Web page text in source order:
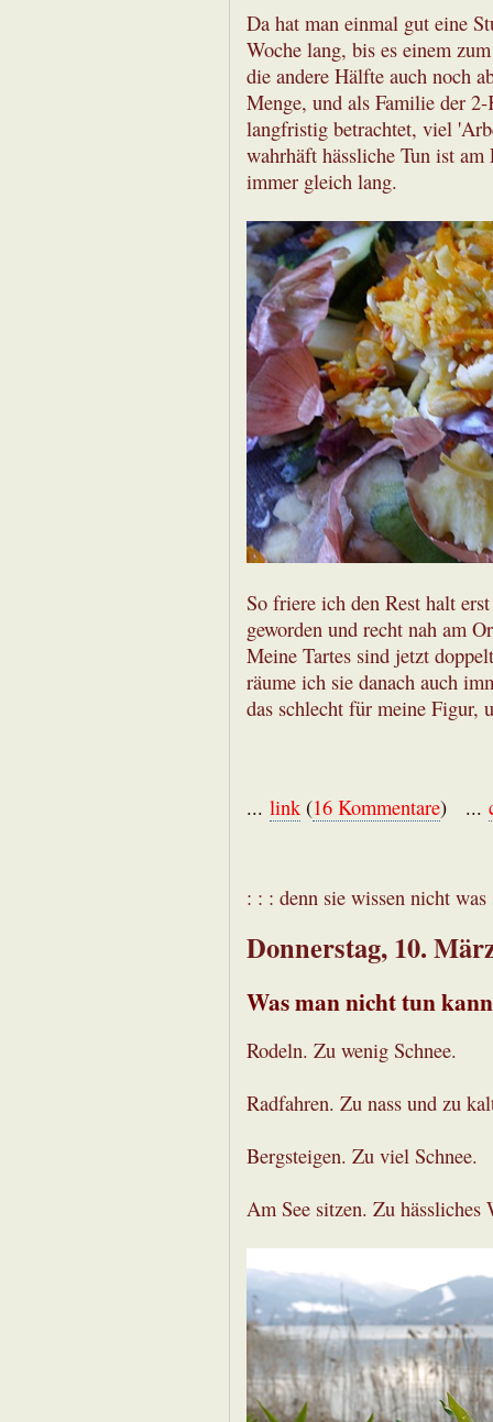
Da hat man einmal gut eine
Woche lang, bis es einem
die andere Hälfte auch noch
Menge, und als Familie der
langfristig betrachtet, viel
wahrhäft hässliche Tun ist am
immer gleich lang.
So friere ich den Rest halt
geworden und recht nah am
Meine Tartes sind jetzt
räume ich sie danach auch
das schlecht für meine Figur,
... link(16 Kommentare) ...
: : : denn sie wissen nicht
Donnerstag, 10.
Was man nicht tun kann
Rodeln. Zu wenig Schnee.
Radfahren. Zu nass und zu
Bergsteigen. Zu viel Schnee.
Am See sitzen. Zu hässliches